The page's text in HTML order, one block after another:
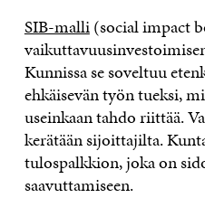
SIB-malli(social impact
Kunnissa se soveltuu
ehkäisevän työn tueksi,
useinkaan tahdo riittää.
kerätään sijoittajilta.
tulospalkkion, joka on
saavuttamiseen.